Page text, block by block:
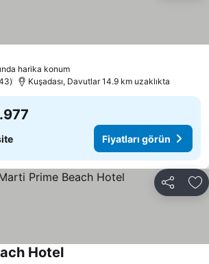
harika konumFiyatları görün
Kuşadası, Davutlar 14.9 km uzaklıkta
Fiyatları görün
Paylaş
HotelFiyatları görün